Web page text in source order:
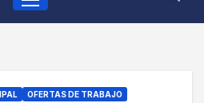
OFERTAS DE TRABAJO